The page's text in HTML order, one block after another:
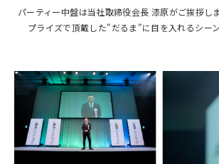
パーティー中盤は当社取締役会長 漆原がご挨拶し
プライズで頂戴した"だるま"に目を入れるシー